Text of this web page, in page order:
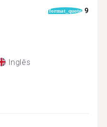
format_quote 9
Inglês